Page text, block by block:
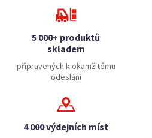
5 000+ produktů
skladem
připravených k okamžitému
odeslání
4 000 výdejních míst